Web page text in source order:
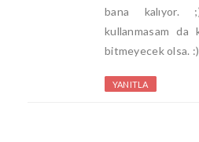
bana kalıyor.
kullanmasam da
bitmeyecek olsa. :)
YANITLA